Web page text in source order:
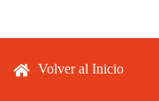
Footer menu
Volver al Inicio